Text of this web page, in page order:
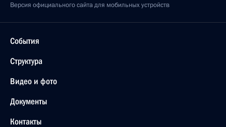
Версия официального сайта для мобильных устройств
События
Структура
Видео и фото
Документы
Контакты